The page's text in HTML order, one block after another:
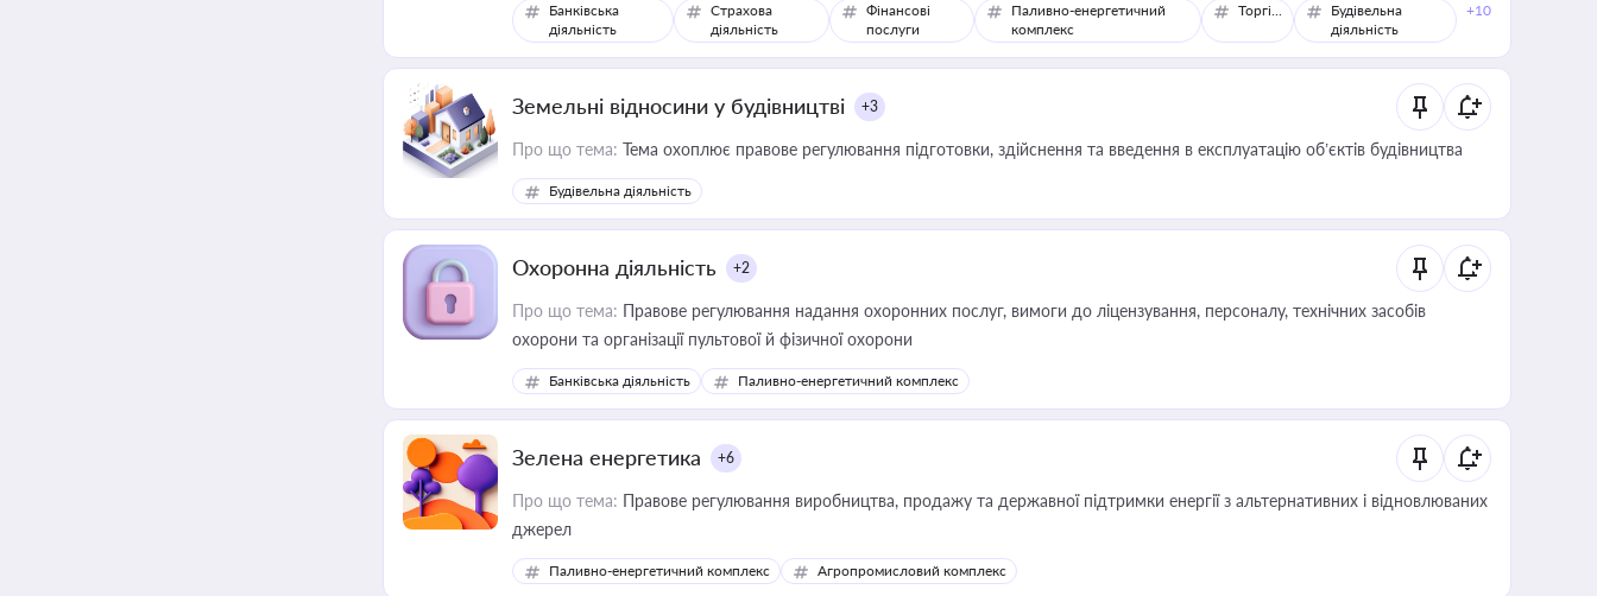
Банківська
діяльність
Страхова
діяльність
Фінансові
послуги
Паливно-енергетичний
комплекс
Торгівля
Будівельна
діяльність
+10
Земельні відносини у будівництві +3
Про що тема: Тема охоплює правове регулювання підготовки, здійснення та введення в експлуатацію об’єктів будівництва
Будівельна діяльність
Охоронна діяльність +2
Про що тема: Правове регулювання надання охоронних послуг, вимоги до ліцензування, персоналу, технічних засобів
охорони та організації пультової й фізичної охорони
Банківська діяльність Паливно-енергетичний комплекс
Зелена енергетика +6
Про що тема: Правове регулювання виробництва, продажу та державної підтримки енергії з альтернативних і відновлюваних
джерел
Паливно-енергетичний комплекс Агропромисловий комплекс